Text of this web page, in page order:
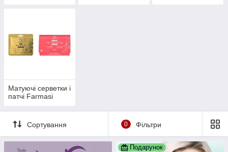
Матуючі серветки і
патчі Farmasi
Сортування 0 Фільтри
Подарунок